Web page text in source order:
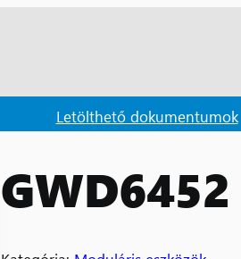
Letölthető dokumentumok
GWD6452